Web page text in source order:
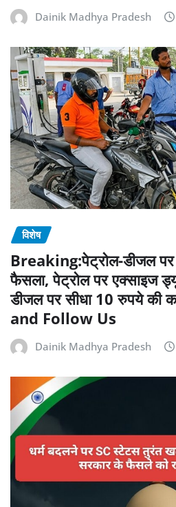
Dainik Madhya Pradesh
विशेष
Breaking:पेट्रोल-डीजल पर
फैसला, पेट्रोल पर एक्साइज
डीजल पर सीधा 10 रुपये की
and Follow Us
Dainik Madhya Pradesh